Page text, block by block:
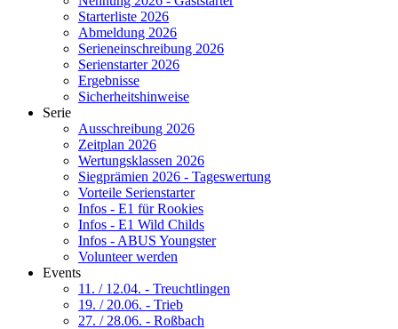
Starterliste 2026
Abmeldung 2026
Serieneinschreibung 2026
Serienstarter 2026
Ergebnisse
Sicherheitshinweise
Serie
Ausschreibung 2026
Zeitplan 2026
Wertungsklassen 2026
Siegprämien 2026 - Tageswertung
Vorteile Serienstarter
Infos - E1 für Rookies
Infos - E1 Wild Childs
Infos - ABUS Youngster
Volunteer werden
Events
11. / 12.04. - Treuchtlingen
19. / 20.06. - Trieb
27. / 28.06. - Roßbach